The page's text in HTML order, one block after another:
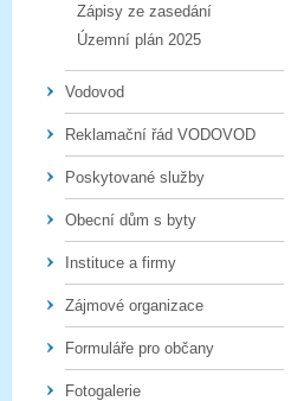
Zápisy ze zasedání
Územní plán 2025
Vodovod
Reklamační řád VODOVOD
Poskytované služby
Obecní dům s byty
Instituce a firmy
Zájmové organizace
Formuláře pro občany
Fotogalerie